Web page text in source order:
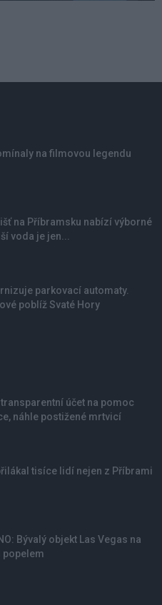
na filmovou legendu
na Příbramsku nabízí výborné
voda je jen...
parkovací automaty.
poblíž Svaté Hory
účet na pomoc
náhle postižené mrtvicí
tisíce lidí nejen z Příbrami
Bývalý objekt Las Vegas na
popelem